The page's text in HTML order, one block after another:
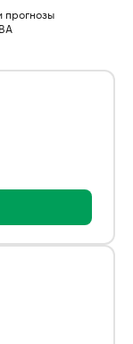
прогнозы